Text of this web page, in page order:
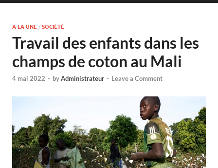
A LA UNE / SOCIÉTÉ
Travail des enfants dans les
champs de coton au Mali
4 mai 2022 - byAdministrateur - Leave a Comment